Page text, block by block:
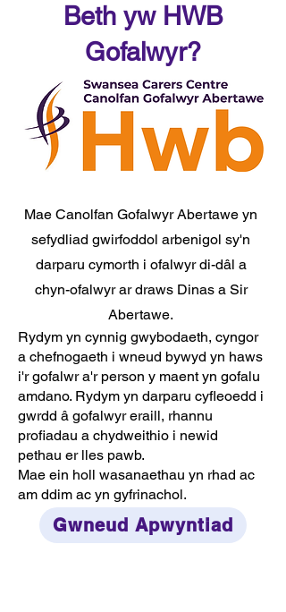
Beth yw HWB
Gofalwyr?
Mae Canolfan Gofalwyr Abertawe yn
sefydliad gwirfoddol arbenigol sy'n
darparu cymorth i ofalwyr di-dâl a
chyn-ofalwyr ar draws Dinas a Sir
Abertawe.
Rydym yn cynnig gwybodaeth, cyngor
a chefnogaeth i wneud bywyd yn haws
i'r gofalwr a'r person y maent yn gofalu
amdano. Rydym yn darparu cyfleoedd i
gwrdd â gofalwyr eraill, rhannu
profiadau a chydweithio i newid
pethau er lles pawb.
Mae ein holl wasanaethau yn rhad ac
am ddim ac yn gyfrinachol.
Gwneud Apwyntiad